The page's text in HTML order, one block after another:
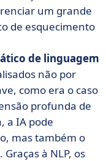
um grande
de esquecimento
de linguagem
não por
como era o caso
profunda de
a IA pode
mas também o
à NLP, os